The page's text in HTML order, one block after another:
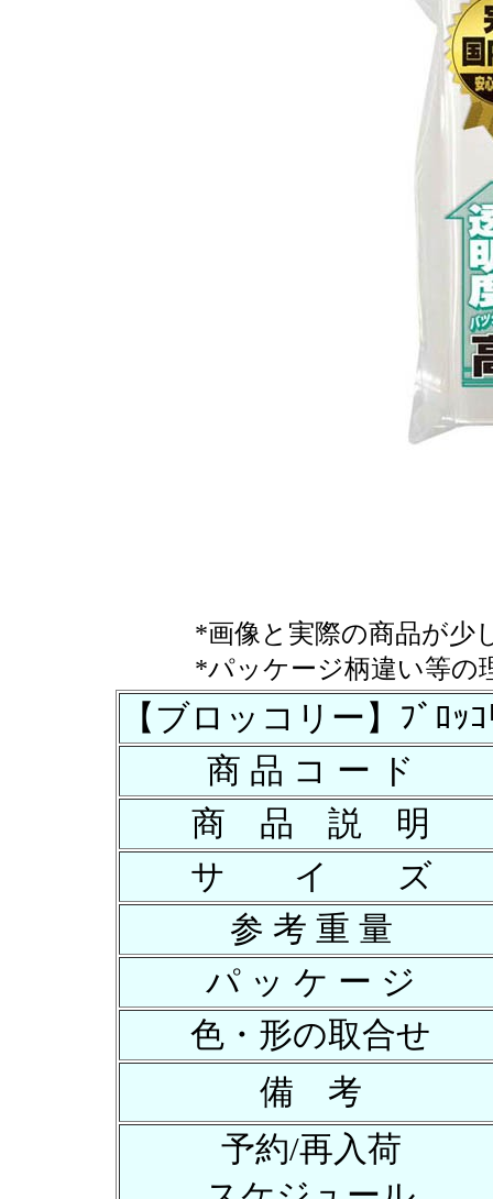
*画像と実際の商品が少
*パッケージ柄違い等の
【ブロッコリー】ﾌﾞﾛｯ
商 品 コ ー ド
商 品 説 明
サ イ ズ
参 考 重 量
パ ッ ケ ー ジ
色・形の取合せ
備 考
予約/再入荷